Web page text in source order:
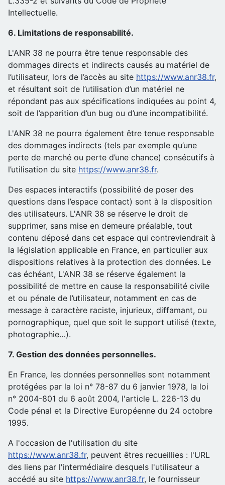
Intellectuelle.
6. Limitations de responsabilité.
L'ANR 38 ne pourra être tenue responsable des
dommages directs et indirects causés au matériel de
l’utilisateur, lors de l’accès au site https://www.anr38.fr,
et résultant soit de l’utilisation d’un matériel ne
répondant pas aux spécifications indiquées au point 4,
soit de l’apparition d’un bug ou d’une incompatibilité.
L'ANR 38 ne pourra également être tenue responsable
des dommages indirects (tels par exemple qu’une
perte de marché ou perte d’une chance) consécutifs à
l’utilisation du site https://www.anr38.fr.
Des espaces interactifs (possibilité de poser des
questions dans l’espace contact) sont à la disposition
des utilisateurs. L'ANR 38 se réserve le droit de
supprimer, sans mise en demeure préalable, tout
contenu déposé dans cet espace qui contreviendrait à
la législation applicable en France, en particulier aux
dispositions relatives à la protection des données. Le
cas échéant, L'ANR 38 se réserve également la
possibilité de mettre en cause la responsabilité civile
et ou pénale de l’utilisateur, notamment en cas de
message à caractère raciste, injurieux, diffamant, ou
pornographique, quel que soit le support utilisé (texte,
photographie…).
7. Gestion des données personnelles.
En France, les données personnelles sont notamment
protégées par la loi n° 78-87 du 6 janvier 1978, la loi
n° 2004-801 du 6 août 2004, l'article L. 226-13 du
Code pénal et la Directive Européenne du 24 octobre
1995.
A l'occasion de l'utilisation du site
https://www.anr38.fr, peuvent êtres recueillies : l'URL
des liens par l'intermédiaire desquels l'utilisateur a
accédé au site https://www.anr38.fr, le fournisseur